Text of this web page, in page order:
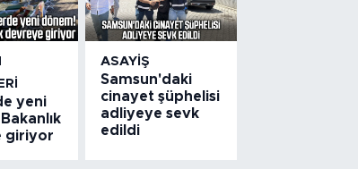
yeni
giriyor
ASAYIŞ
Samsun'daki
cinayet şüphelisi
adliyeye sevk
edildi